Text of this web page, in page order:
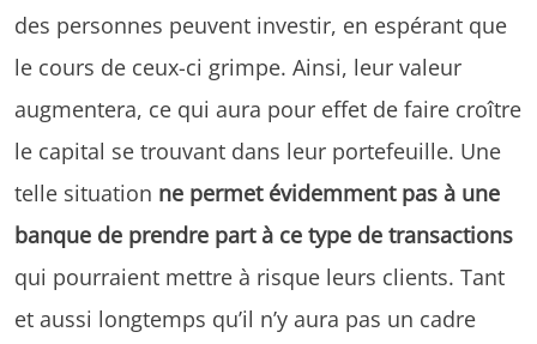
des personnes peuvent investir, en espérant que
le cours de ceux-ci grimpe. Ainsi, leur valeur
augmentera, ce qui aura pour effet de faire croître
le capital se trouvant dans leur portefeuille. Une
telle situation ne permet évidemment pas à une
banque de prendre part à ce type de transactions
qui pourraient mettre à risque leurs clients. Tant
et aussi longtemps qu’il n’y aura pas un cadre